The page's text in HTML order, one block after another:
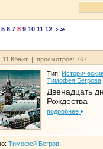
5 6 7 8 9 10 11 12
Кбайт | просмотров: 767
Тип:
Тимофея Бегрова
Двенадцать
Рождества
подробнее
Тимофей Бегров